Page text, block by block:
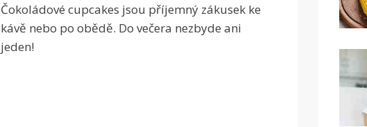
Čokoládové cupcakes jsou příjemný zákusek ke
kávě nebo po obědě. Do večera nezbyde ani
jeden!